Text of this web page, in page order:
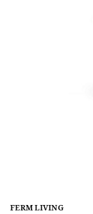
FERM LIVING